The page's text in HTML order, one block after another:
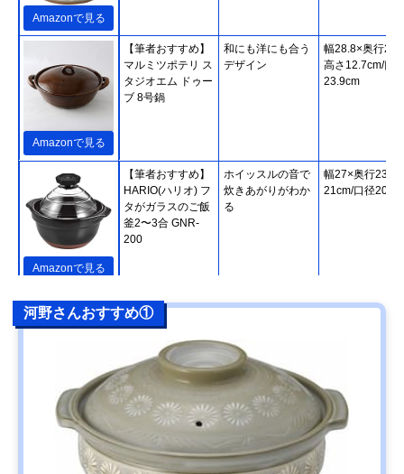
Amazonで見る
Amazonで見る
【筆者おすすめ】
マルミツポテリ ス
タジオエム ドゥー
ブ 8号鍋
和にも洋にも合う
デザイン
幅28.8×奥行
高さ12.7cm/口
23.9cm
Amazonで見る
【筆者おすすめ】
HARIO(ハリオ) フ
タがガラスのご飯
釜2〜3合 GNR-
200
ホイッスルの音で
炊きあがりがわか
る
幅27×奥行23×高
21cm/口径20cm
楽天市場で見る
【筆者おすすめ】
長谷園 かまどさん
四合炊き ACT-04
【筆者おすすめ】
キントー(KINTO)
KAKOMI IH土鍋
2.5L
IHやオーブンなど
さまざまな熱源に
対応
27.5cm
Amazonで見る
【筆者おすすめ】
ミヤザキ食器
M.STYLE Karl(カ
家庭で気軽に使え
る軽い土鍋
幅29.2×高さ
9.5cm/口径
河野さんおすすめ①